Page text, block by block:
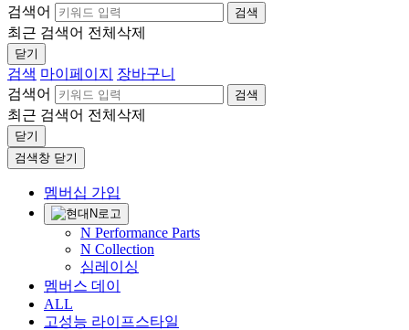
검색어 검색
최근 검색어 전체삭제
닫기
검색 마이페이지
장바구니
검색어
검색
최근 검색어 전체삭제
닫기
검색창 닫기
멤버십 가입
N Performance Parts
N Collection
심레이싱
멤버스 데이
ALL
고성능 라이프스타일